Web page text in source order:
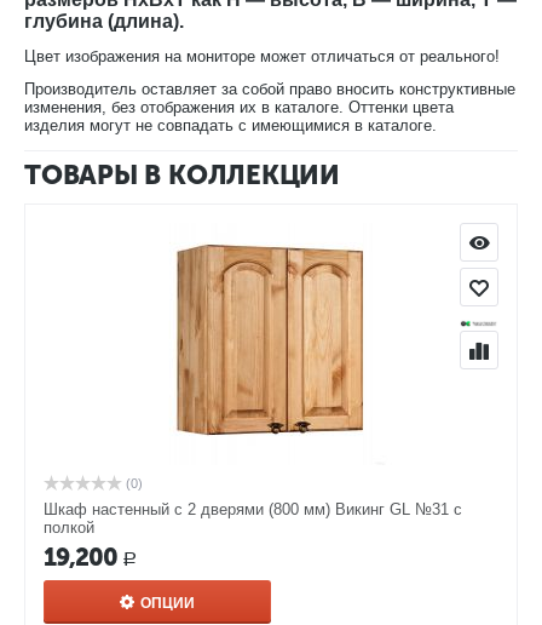
глубина (длина).
Цвет изображения на мониторе может отличаться от реального!
Производитель оставляет за собой право вносить конструктивные
изменения, без отображения их в каталоге. Оттенки цвета
изделия могут не совпадать с имеющимися в каталоге.
ТОВАРЫ В КОЛЛЕКЦИИ
(0)
Шкаф настенный с 2 дверями (800 мм) Викинг GL №31 с
полкой
19,200 Р
ОПЦИИ